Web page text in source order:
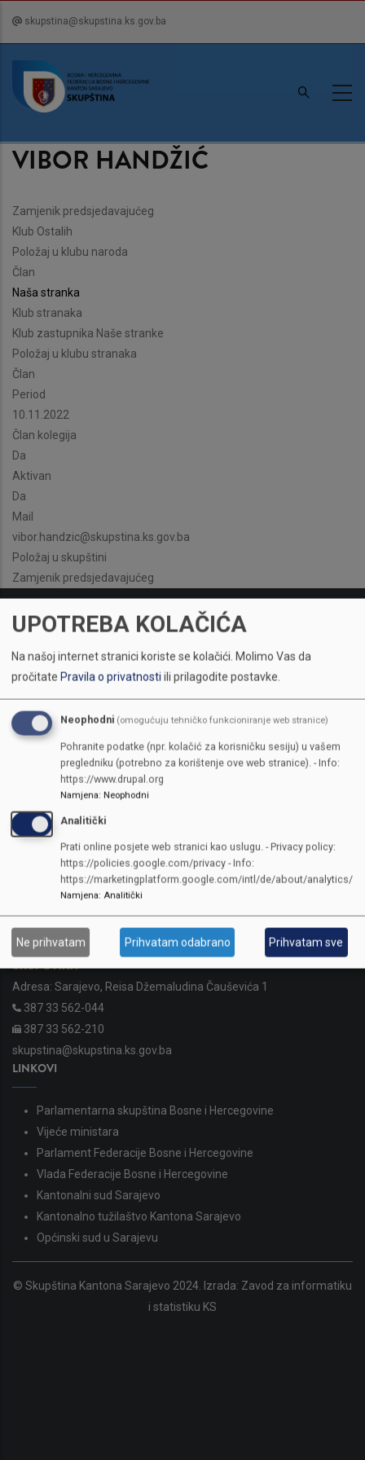
content
skupstina@skupstina.ks.gov.ba
VIBOR HANDŽIĆ
Zamjenik predsjedavajućeg
Klub Ostalih
Položaj u klubu naroda
Član
Naša stranka
Klub stranaka
Klub zastupnika Naše stranke
Položaj u klubu stranaka
Član
Period
10.11.2022
Član kolegija
Da
Aktivan
Da
Mail
vibor.handzic@skupstina.ks.gov.ba
Položaj u skupštini
Zamjenik predsjedavajućeg
KONTAKTI
SKUPŠTINA
Adresa: Sarajevo, Reisa Džemaludina Čauševića 1
387 33 562-044
387 33 562-210
skupstina@skupstina.ks.gov.ba
LINKOVI
Parlamentarna skupština Bosne i Hercegovine
Vijeće ministara
Parlament Federacije Bosne i Hercegovine
Vlada Federacije Bosne i Hercegovine
Kantonalni sud Sarajevo
Kantonalno tužilaštvo Kantona Sarajevo
Općinski sud u Sarajevu
© Skupština Kantona Sarajevo 2024. Izrada: Zavod za informatiku
i statistiku KS
UPOTREBA KOLAČIĆA
Na našoj internet stranici koriste se kolačići. Molimo Vas da
pročitate Pravila o privatnostiili prilagodite postavke.
Neophodni (omogućuju tehničko funkcioniranje web stranice)
Pohranite podatke (npr. kolačić za korisničku sesiju) u vašem
pregledniku (potrebno za korištenje ove web stranice). - Info:
https://www.drupal.org
Namjena: Neophodni
Analitički
Prati online posjete web stranici kao uslugu. - Privacy policy:
https://policies.google.com/privacy - Info:
https://marketingplatform.google.com/intl/de/about/analytics/
Namjena: Analitički
Ne prihvatam Prihvatam odabrano Prihvatam sve